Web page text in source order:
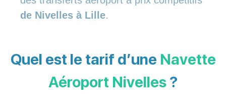
de Nivelles à Lille.
Quel est le tarif d’une Navette
Aéroport Nivelles?